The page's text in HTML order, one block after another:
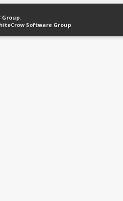
en haut Version bas-débit
Group.
Software Group.